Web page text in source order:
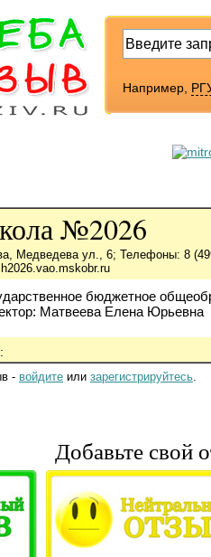
Например,
№2026
Медведева ул., 6; Телефоны: 8
бюджетное
Матвеева Елена Юрьевна
- войдите или зарегистрируйтесь.
Добавьте свой